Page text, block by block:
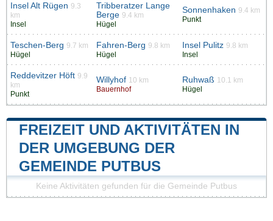
Insel Alt Rügen 9.3
km
Insel
Tribberatzer Lange
Berge 9.4 km
Hügel
Sonnenhaken 9.4 km
Punkt
Teschen-Berg 9.7 km
Hügel
Fahren-Berg 9.8 km
Hügel
Insel Pulitz 9.8 km
Insel
Reddevitzer Höft 9.9
km
Punkt
Willyhof 10 km
Bauernhof
Ruhwaß 10.1 km
Hügel
FREIZEIT UND AKTIVITÄTEN IN
DER UMGEBUNG DER
GEMEINDE PUTBUS
Keine Aktivitäten gefunden für die Gemeinde Putbus